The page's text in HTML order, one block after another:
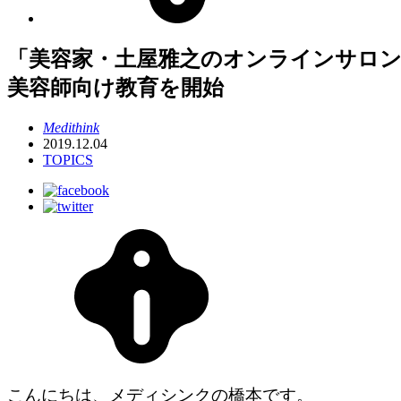
「美容家・土屋雅之のオンラインサロ
美容師向け教育を開始
Medithink
2019.12.04
TOPICS
こんにちは、メディシンクの橋本です。